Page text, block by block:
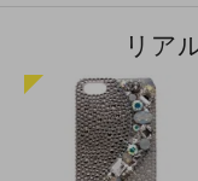
リア